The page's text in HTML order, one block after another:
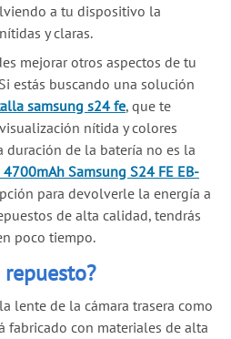
a tu dispositivo la
y claras.
mejorar otros aspectos de tu
estás buscando una solución
samsung s24 fe, que te
nítida y colores
duración de la batería no es la
4700mAh Samsung S24 FE EB-
para devolverle la energía a
de alta calidad, tendrás
poco tiempo.
lente de la cámara trasera como
fabricado con materiales de alta